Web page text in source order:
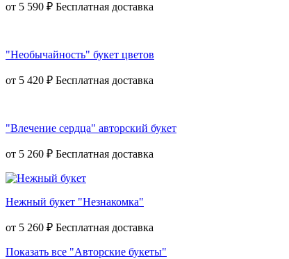
от 5 590 ₽
"Необычайность" букет цветов
от 5 420 ₽
"Влечение сердца" авторский букет
от 5 260 ₽
Нежный букет "Незнакомка"
от 5 260 ₽
Показать все "Авторские букеты"